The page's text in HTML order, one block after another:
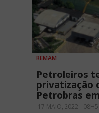
REMAM
Petroleiros
privatização
Petrobras
17 MAIO, 2022 -